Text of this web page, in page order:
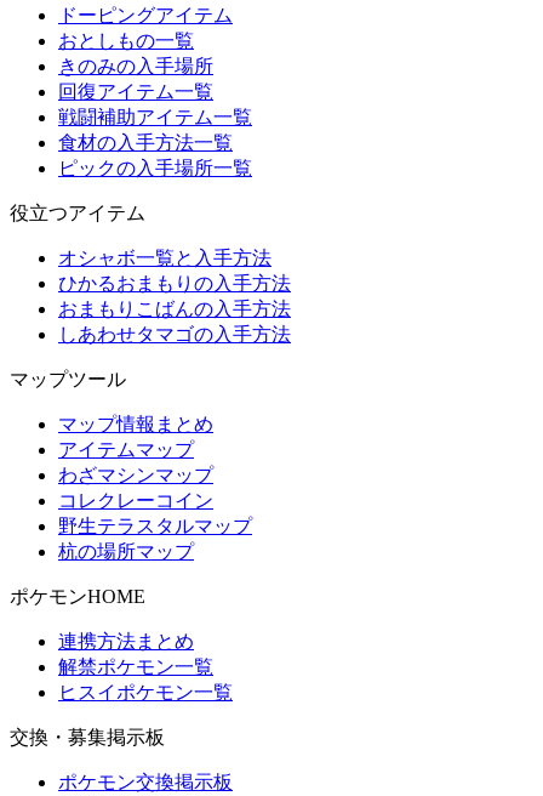
ドーピングアイテム
おとしもの一覧
きのみの入手場所
回復アイテム一覧
戦闘補助アイテム一覧
食材の入手方法一覧
ピックの入手場所一覧
役立つアイテム
オシャボ一覧と入手方法
ひかるおまもりの入手方法
おまもりこばんの入手方法
しあわせタマゴの入手方法
マップツール
マップ情報まとめ
アイテムマップ
わざマシンマップ
コレクレーコイン
野生テラスタルマップ
杭の場所マップ
ポケモンHOME
連携方法まとめ
解禁ポケモン一覧
ヒスイポケモン一覧
交換・募集掲示板
ポケモン交換掲示板